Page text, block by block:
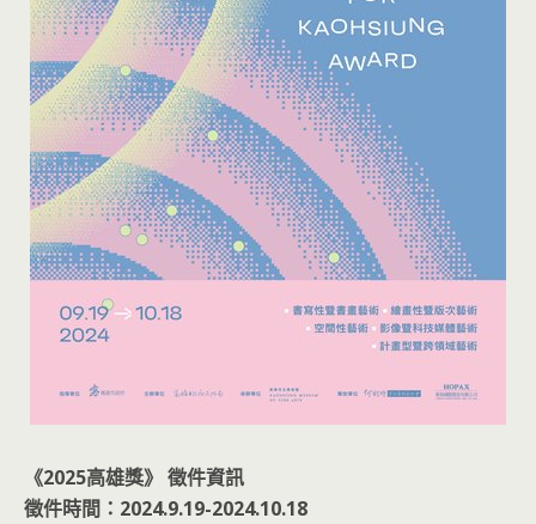
《2025高雄獎》 徵件資訊
徵件時間：2024.9.19-2024.10.18